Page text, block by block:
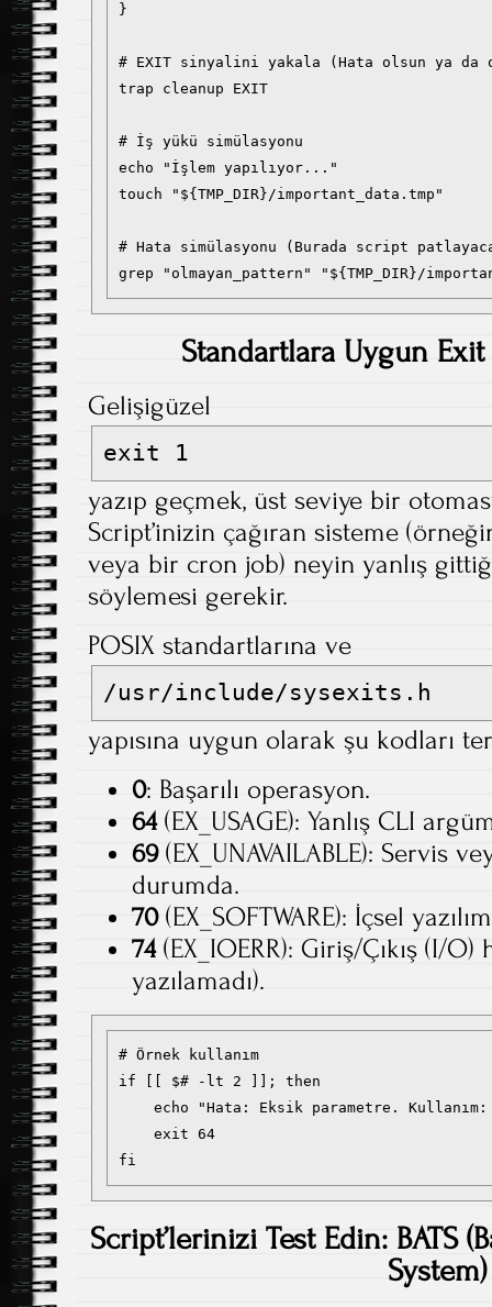
}
# EXIT sinyalini yakala (Hata olsun ya da
trap cleanup EXIT
# İş yükü simülasyonu
echo "İşlem yapılıyor..."
touch "${TMP_DIR}/important_data.tmp"
# Hata simülasyonu (Burada script
Standartlara Uygun Exit
Gelişigüzel
exit 1
yazıp geçmek, üst seviye bir
Script’inizin çağıran sisteme
veya bir cron job) neyin yanlış
söylemesi gerekir.
POSIX standartlarına ve
/usr/include/sysexits.h
yapısına uygun olarak şu kodları
0: Başarılı operasyon.
64(EX_USAGE): Yanlış CLI
69(EX_UNAVAILABLE): Servis
durumda.
70(EX_SOFTWARE): İçsel
74(EX_IOERR): Giriş/Çıkış (I/O)
yazılamadı).
# Örnek kullanım
if [[ $# -lt 2 ]]; then
echo "Hata: Eksik parametre. Kullanım:
    exit 64
Script’lerinizi Test Edin: BATS
System)